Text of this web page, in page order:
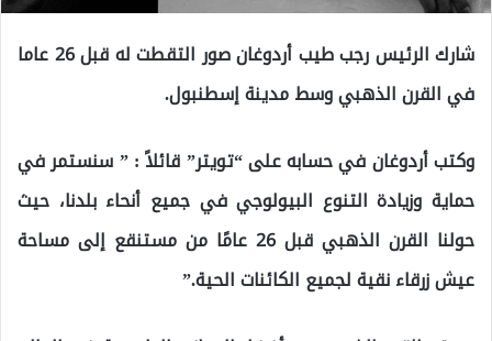
شارك الرئيس رجب طيب أردوغان صور التقطت له قبل 26 عاما
في القرن الذهبي وسط مدينة إسطنبول.
وكتب أردوغان في حسابه على “تويتر” قائلاً : ” سنستمر في
حماية وزيادة التنوع البيولوجي في جميع أنحاء بلدنا، حيث
حولنا القرن الذهبي قبل 26 عامًا من مستنقع إلى مساحة
عيش زرقاء نقية لجميع الكائنات الحية.”